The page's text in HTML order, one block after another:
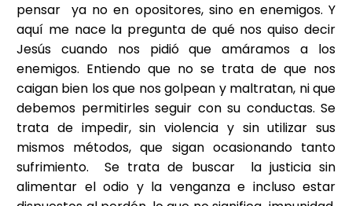
pensar ya no en opositores, sino en enemigos. Y
aquí me nace la pregunta de qué nos quiso decir
Jesús cuando nos pidió que amáramos a los
enemigos. Entiendo que no se trata de que nos
caigan bien los que nos golpean y maltratan, ni que
debemos permitirles seguir con su conductas. Se
trata de impedir, sin violencia y sin utilizar sus
mismos métodos, que sigan ocasionando tanto
sufrimiento. Se trata de buscar la justicia sin
alimentar el odio y la venganza e incluso estar